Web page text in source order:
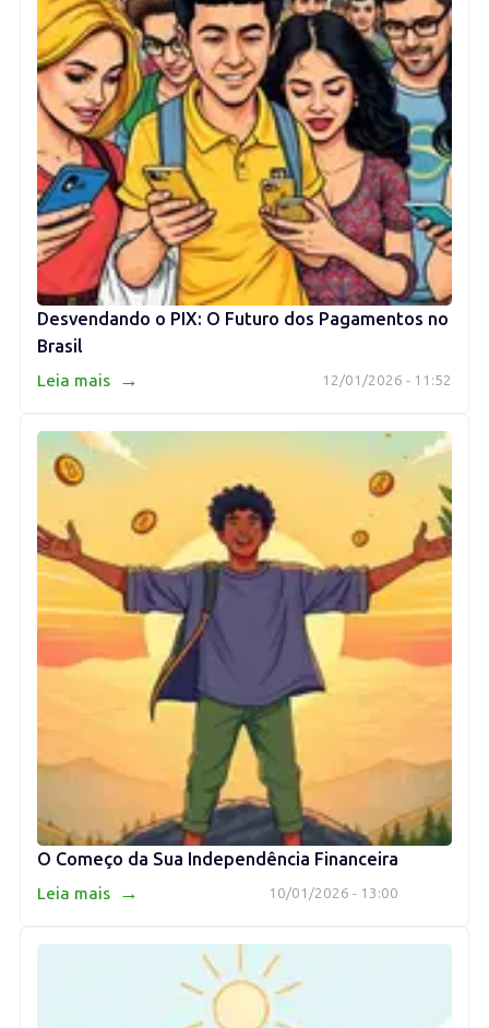
Desvendando o PIX: O Futuro dos Pagamentos no
Brasil
12/01/2026 - 11:52
Leia mais →
O Começo da Sua Independência Financeira
10/01/2026 - 13:00
Leia mais →